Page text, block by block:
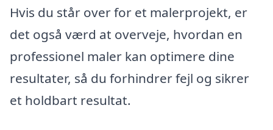
Hvis du står over for et malerprojekt, er
det også værd at overveje, hvordan en
professionel maler kan optimere dine
resultater, så du forhindrer fejl og sikrer
et holdbart resultat.